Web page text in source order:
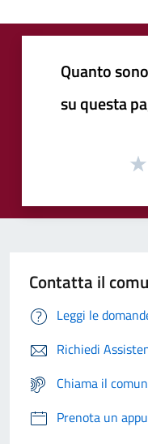
Quanto
su questa
Contatta il
Leggi le
Richiedi
Chiama il
Prenota un